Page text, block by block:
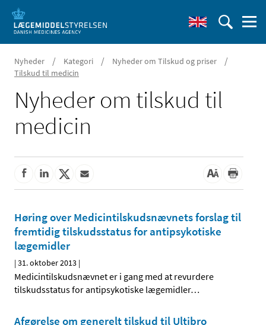
Nyheder / Kategori / Nyheder om Tilskud og priser /
Tilskud til medicin
Nyheder om tilskud til
medicin
Høring over Medicintilskuds­nævnets forslag til
fremtidig tilskudsstatus for antipsykotiske
lægemidler
|31. oktober 2013 |
Medicintilskudsnævnet er i gang med at revurdere
tilskudsstatus for antipsykotiske lægemidler…
Afgørelse om generelt tilskud til Ultibro